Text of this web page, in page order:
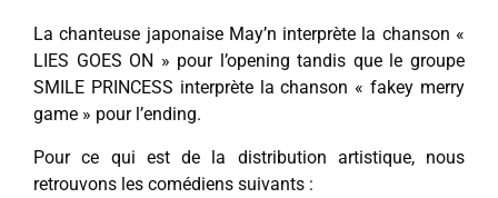
La chanteuse japonaise May’n interprète la chanson «
LIES GOES ON » pour l’opening tandis que le groupe
SMILE PRINCESS interprète la chanson « fakey merry
game » pour l’ending.
Pour ce qui est de la distribution artistique, nous
retrouvons les comédiens suivants :